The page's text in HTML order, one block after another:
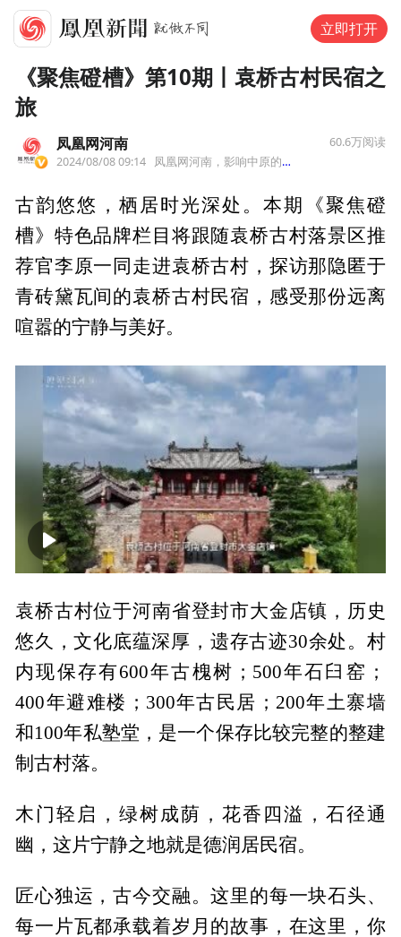
立即打开
《聚焦磴槽》第10期丨袁桥古村民宿之
旅
凤凰网河南
2024/08/08 09:14 凤凰网河南，影响中原的力量。
60.6万阅读
古韵悠悠，栖居时光深处。本期《聚焦磴
槽》特色品牌栏目将跟随袁桥古村落景区推
荐官李原一同走进袁桥古村，探访那隐匿于
青砖黛瓦间的袁桥古村民宿，感受那份远离
喧嚣的宁静与美好。
00:00 05:13
袁桥古村位于河南省登封市大金店镇，历史
悠久，文化底蕴深厚，遗存古迹30余处。村
内现保存有600年古槐树；500年石臼窑；
400年避难楼；300年古民居；200年土寨墙
和100年私塾堂，是一个保存比较完整的整建
制古村落。
木门轻启，绿树成荫，花香四溢，石径通
幽，这片宁静之地就是德润居民宿。
匠心独运，古今交融。这里的每一块石头、
每一片瓦都承载着岁月的故事，在这里，你